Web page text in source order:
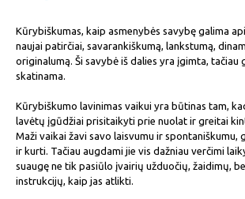
Kūrybiškumas, kaip asmenybės savybę galima
naujai patirčiai, savarankiškumą, lankstumą,
originalumą. Ši savybė iš dalies yra įgimta,
skatinama.
Kūrybiškumo lavinimas vaikui yra būtinas tam,
lavėtų įgūdžiai prisitaikyti prie nuolat ir greitai
Maži vaikai žavi savo laisvumu ir spontaniškumu,
ir kurti. Tačiau augdami jie vis dažniau verčimi
suaugę ne tik pasiūlo įvairių užduočių, žaidimų,
instrukcijų, kaip jas atlikti.